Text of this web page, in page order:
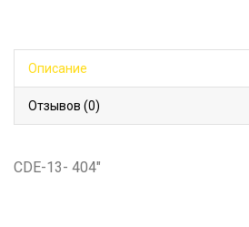
Описание
Отзывов (0)
CDE-13- 404"